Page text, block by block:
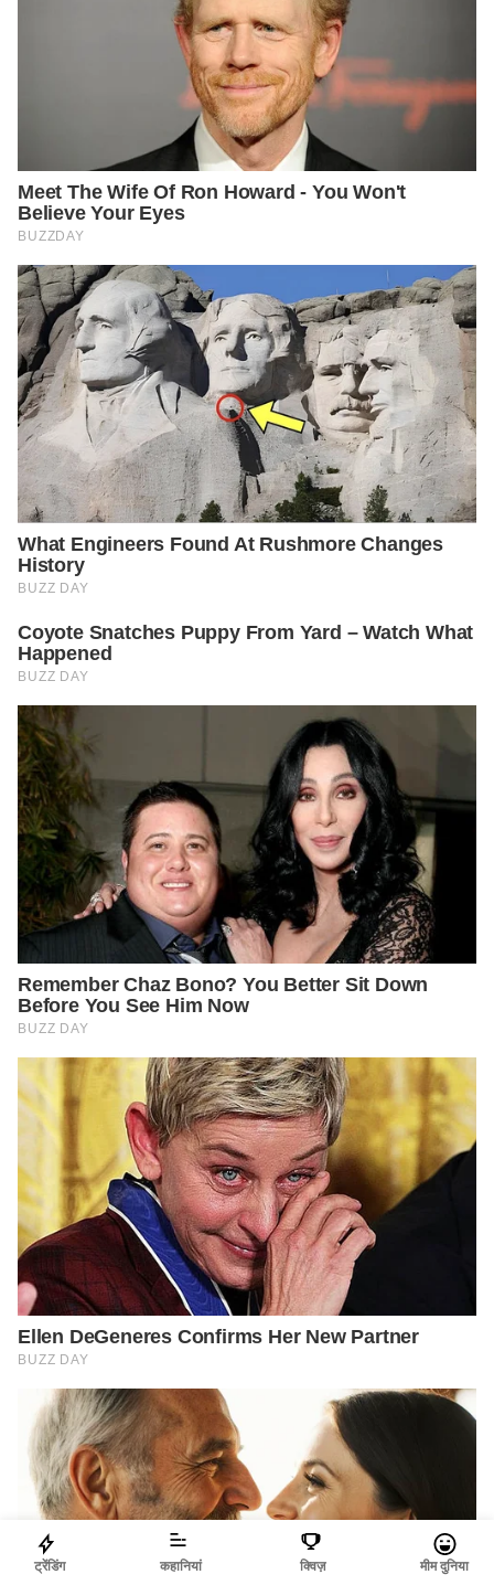
ट्रेंडिंग कहानियां क्विज़ मीम दुनिया